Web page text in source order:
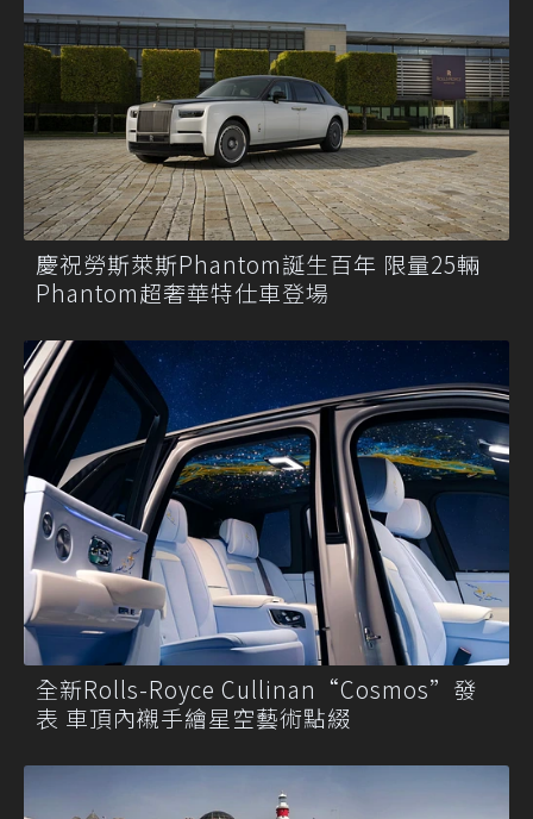
慶祝勞斯萊斯Phantom誕生百年 限量25輛
Phantom超奢華特仕車登場
全新Rolls-Royce Cullinan“Cosmos”發
表 車頂內襯手繪星空藝術點綴